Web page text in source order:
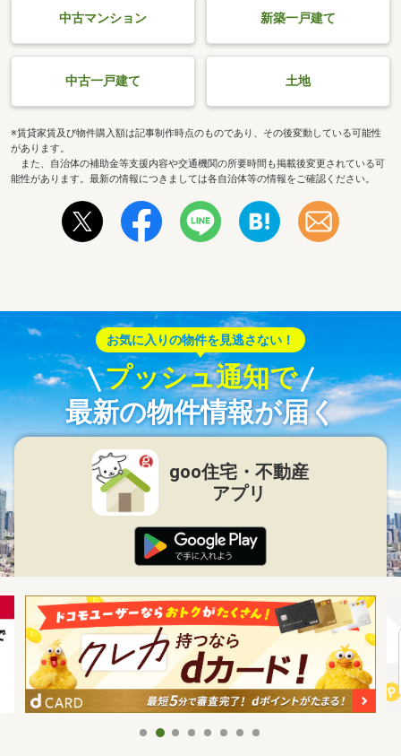
中古マンション 新築一戸建て
中古一戸建て 土地
※賃貸家賃及び物件購入額は記事制作時点のものであり、その後変動している可能性
があります。
また、自治体の補助金等支援内容や交通機関の所要時間も掲載後変更されている可
能性があります。最新の情報につきましては各自治体等の情報をご確認ください。
お気に入りの物件を見逃さない！
プッシュ通知で
最新の物件情報が届く
goo住宅・不動産
アプリ